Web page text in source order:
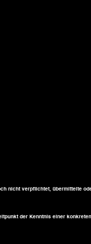
nicht verpflichtet, übermittelte
der Kenntnis einer